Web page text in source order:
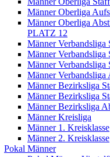
Männer Oberliga
Männer Oberliga
PLATZ 12
Männer Verbandsliga
Männer Verbandsliga
Männer Verbandsliga
Männer Verbandsliga
Männer Bezirksliga
Männer Bezirksliga
Männer Bezirksliga
Männer Kreisliga
Männer 1. Kreisklasse
Männer 2. Kreisklasse
Pokal Männer